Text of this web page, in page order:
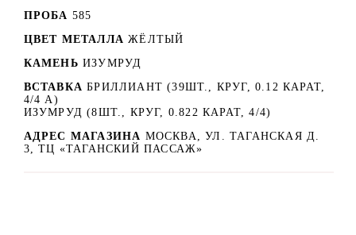
ПРОБА 585
ЦВЕТ МЕТАЛЛА ЖЁЛТЫЙ
КАМЕНЬ ИЗУМРУД
ВСТАВКА БРИЛЛИАНТ (39ШТ., КРУГ, 0.12 КАРАТ,
4/4 А)
ИЗУМРУД (8ШТ., КРУГ, 0.822 КАРАТ, 4/4)
АДРЕС МАГАЗИНА МОСКВА, УЛ. ТАГАНСКАЯ Д.
3, ТЦ «ТАГАНСКИЙ ПАССАЖ»